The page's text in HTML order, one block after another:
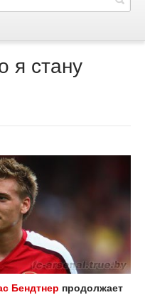
я стану
Бендтнер продолжает